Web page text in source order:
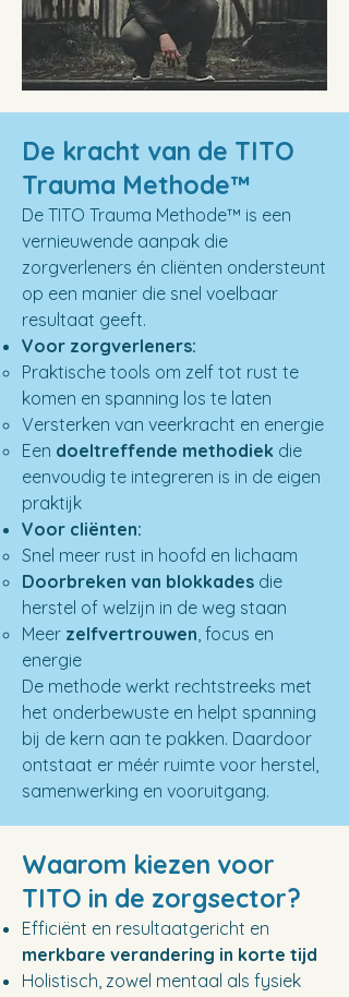
De kracht van de TITO
Trauma Methode™
De TITO Trauma Methode™ is een
vernieuwende aanpak die
zorgverleners én cliënten ondersteunt
op een manier die snel voelbaar
resultaat geeft.
Voor zorgverleners:
Praktische tools om zelf tot rust te
komen en spanning los te laten
Versterken van veerkracht en energie
Een doeltreffende methodiek die
eenvoudig te integreren is in de eigen
praktijk
Voor cliënten:
Snel meer rust in hoofd en lichaam
Doorbreken van blokkades die
herstel of welzijn in de weg staan
Meer zelfvertrouwen , focus en
energie
De methode werkt rechtstreeks met
het onderbewuste en helpt spanning
bij de kern aan te pakken. Daardoor
ontstaat er méér ruimte voor herstel,
samenwerking en vooruitgang.
Waarom kiezen voor
TITO in de zorgsector?
Efficiënt en resultaatgericht en
merkbare verandering in korte tijd
Holistisch, zowel mentaal als fysiek